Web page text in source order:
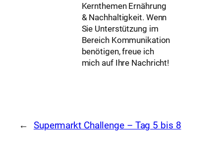
Kernthemen Ernährung
& Nachhaltigkeit. Wenn
Sie Unterstützung im
Bereich Kommunikation
benötigen, freue ich
mich auf Ihre Nachricht!
← Supermarkt Challenge – Tag 5 bis 8